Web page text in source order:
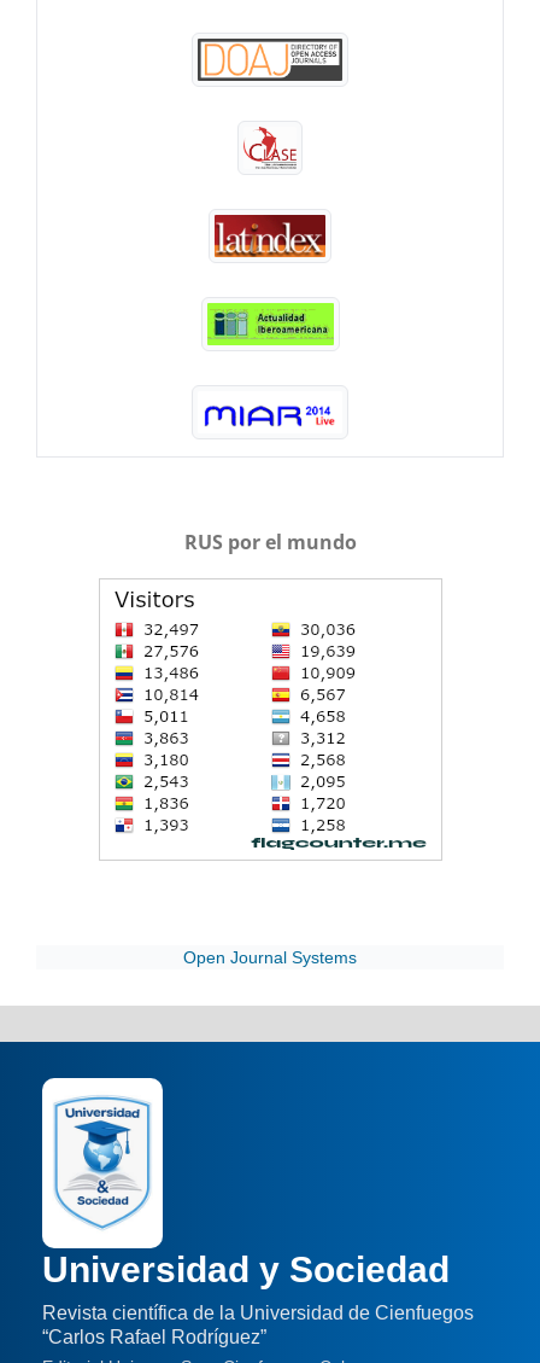
RUS por el mundo
Open Journal Systems
Universidad y Sociedad
Revista científica de la Universidad de Cienfuegos
“Carlos Rafael Rodríguez”